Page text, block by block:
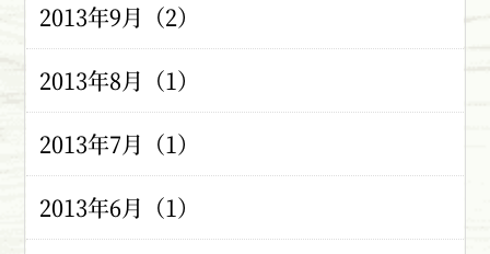
2013年9月（2）
2013年8月（1）
2013年7月（1）
2013年6月（1）